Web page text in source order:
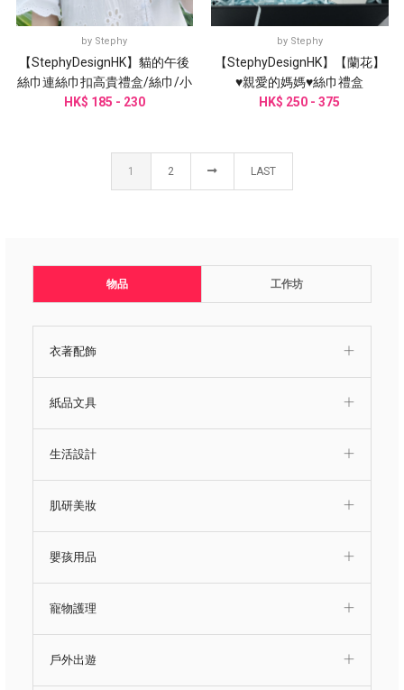
物品 工作坊
衣著配飾
紙品文具
生活設計
肌研美妝
嬰孩用品
寵物護理
戶外出遊
by Stephy
【StephyDesignHK】貓的午後
絲巾連絲巾扣高貴禮盒/絲巾/小
圍巾/方巾
HK$ 185 - 230
by Stephy
【StephyDesignHK】【蘭花】
♥親愛的媽媽♥絲巾禮盒
HK$ 250 - 375
1 2 LAST